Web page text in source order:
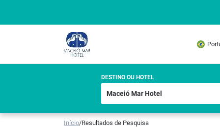
DESTINO OU HOTEL
Início/Resultados de Pesquisa